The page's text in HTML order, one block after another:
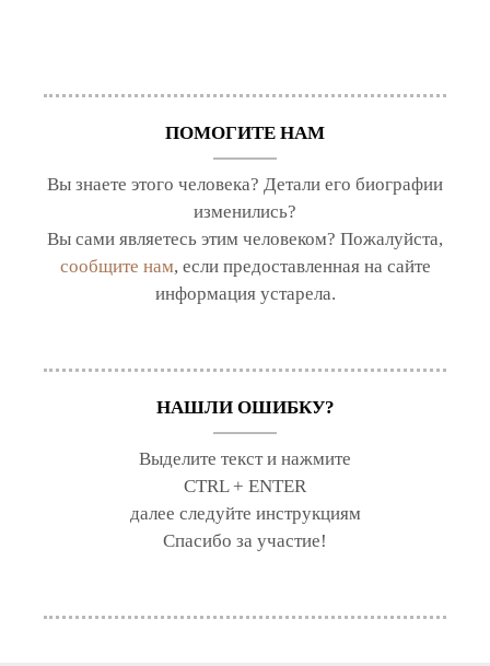
ПОМОГИТЕ НАМ
Вы знаете этого человека? Детали его биографии
изменились?
Вы сами являетесь этим человеком? Пожалуйста,
сообщите нам, если предоставленная на сайте
информация устарела.
НАШЛИ ОШИБКУ?
Выделите текст и нажмите
CTRL + ENTER
далее следуйте инструкциям
Спасибо за участие!